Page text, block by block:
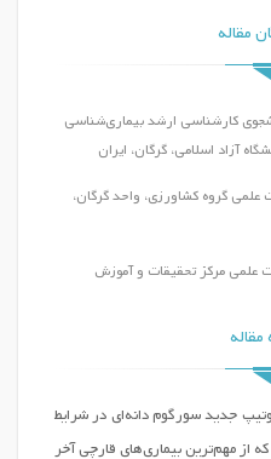
مقاله
کارشناسی ارشد بیماری‌شناسی
آزاد اسلامی، گرگان، ایران
علمی گروه کشاورزی، واحد گرگان،
علمی مرکز تحقیقات و آموزش
جدید سورگوم دانه‌ای در شرایط
از مهم‌ترین بیماری‌های قارچی آخر